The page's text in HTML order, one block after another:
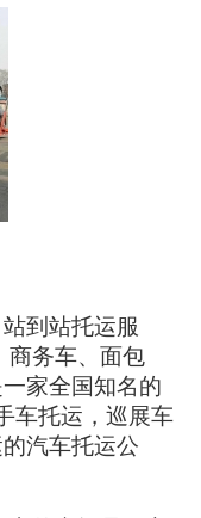
到站托运服
商务车、面包
家全国知名的
车托运，巡展车
汽车托运公